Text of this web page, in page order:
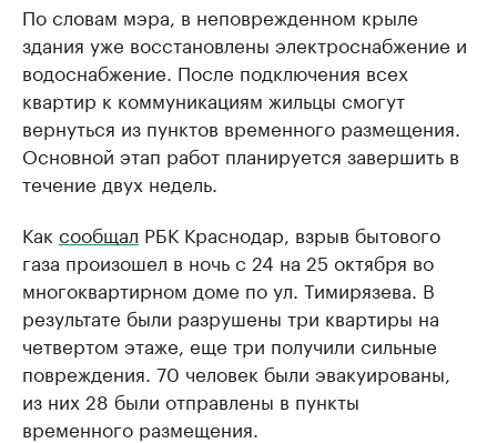
По словам мэра, в неповрежденном крыле
здания уже восстановлены электроснабжение и
водоснабжение. После подключения всех
квартир к коммуникациям жильцы смогут
вернуться из пунктов временного размещения.
Основной этап работ планируется завершить в
течение двух недель.
Как сообщал РБК Краснодар, взрыв бытового
газа произошел в ночь с 24 на 25 октября во
многоквартирном доме по ул. Тимирязева. В
результате были разрушены три квартиры на
четвертом этаже, еще три получили сильные
повреждения. 70 человек были эвакуированы,
из них 28 были отправлены в пункты
временного размещения.